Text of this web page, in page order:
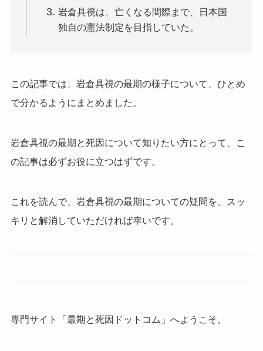
岩倉具視は、亡くなる間際まで、日本国
独自の憲法制定を目指していた。
この記事では、岩倉具視の最期の様子について、ひとめ
で分かるようにまとめました。
岩倉具視の最期と死因について知りたい方にとって、こ
の記事は必ずお役に立つはずです。
これを読んで、岩倉具視の最期についての疑問を、スッ
キリと解消していただければ幸いです。
専門サイト「最期と死因ドットコム」へようこそ。